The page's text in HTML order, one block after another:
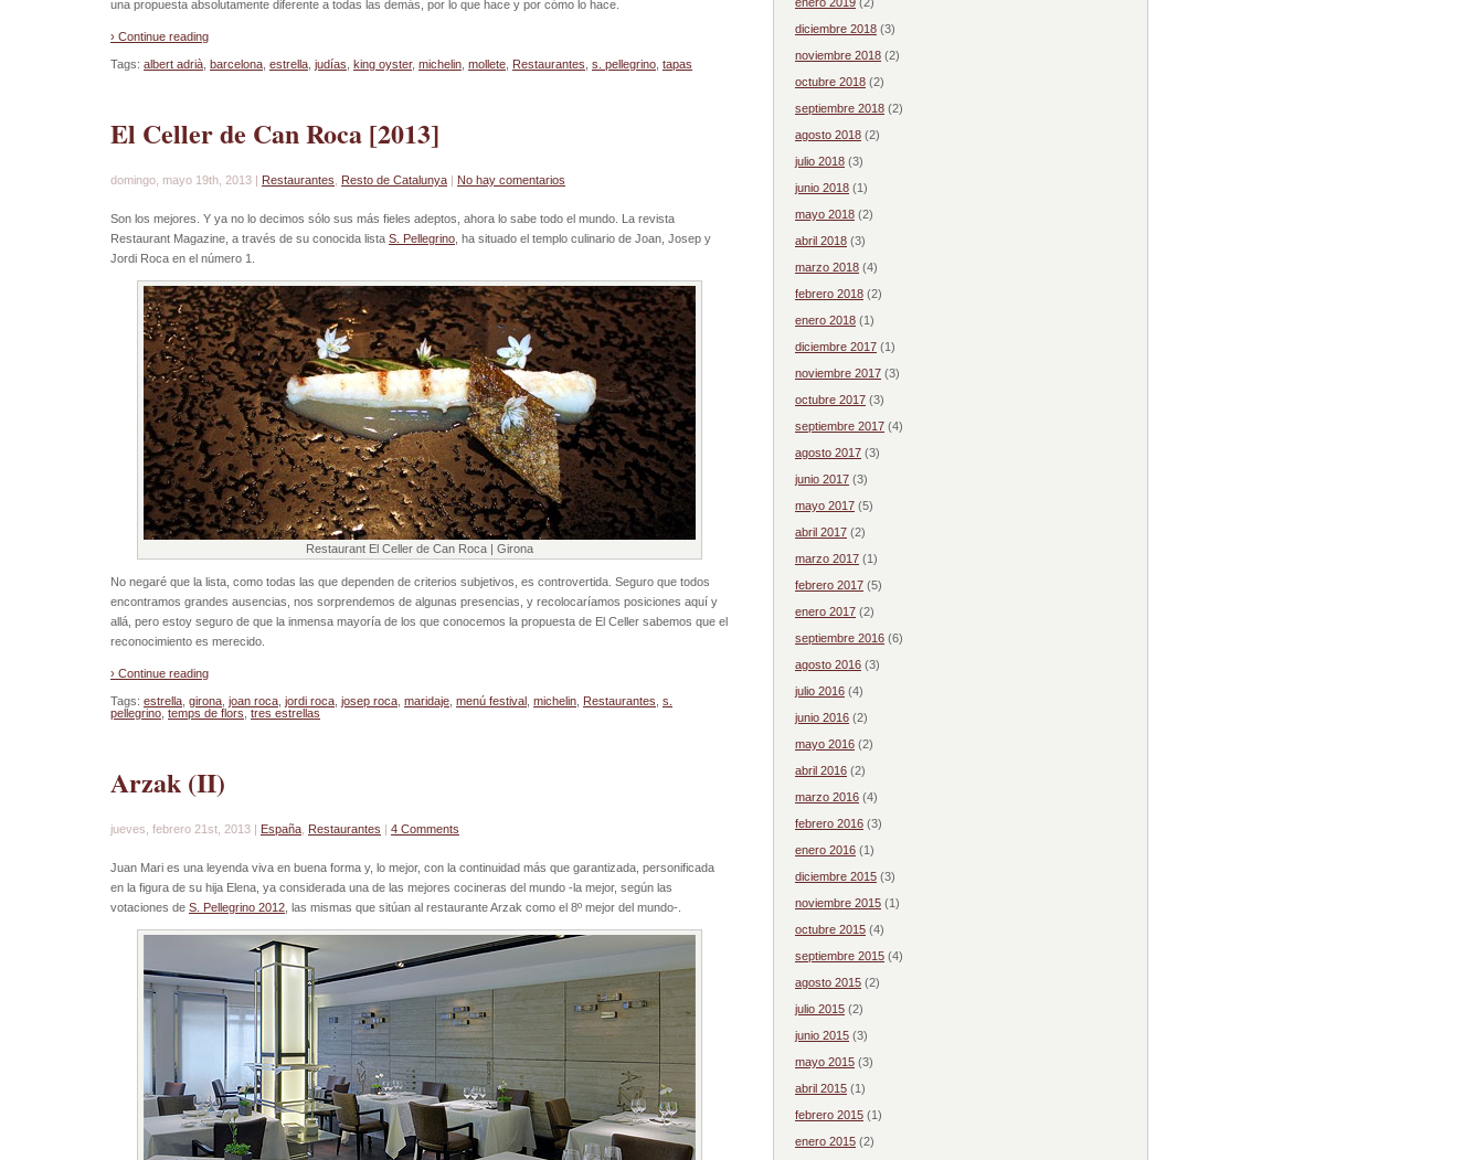
una propuesta absolutamente diferente a todas las demás, por lo que hace y por cómo lo hace.
› Continue reading
Tags: albert adrià barcelona estrella judías king oyster, michelin mollete Restaurantes s. pellegrino tapas
El Celler de Can Roca [2013]
domingo, mayo 19th, 2013 | Restaurantes Resto de Catalunya | No hay comentarios
Son los mejores. Y ya no lo decimos sólo sus más fieles adeptos, ahora lo sabe todo el mundo. La revista
Restaurant Magazine, a través de su conocida lista S. Pellegrino , ha situado el templo culinario de Joan, Josep y
Jordi Roca en el número 1.
Restaurant El Celler de Can Roca | Girona
No negaré que la lista, como todas las que dependen de criterios subjetivos, es controvertida. Seguro que todos
encontramos grandes ausencias, nos sorprendemos de algunas presencias, y recolocaríamos posiciones aquí y
allá, pero estoy seguro de que la inmensa mayoría de los que conocemos la propuesta de El Celler sabemos que el
reconocimiento es merecido.
› Continue reading
Tags: estrella girona joan roca jordi roca josep roca maridaje menú festival michelin Restaurantes s.
pellegrino temps de flors tres estrellas
Arzak (II)
jueves, febrero 21st, 2013 | España Restaurantes | 4 Comments
Juan Mari es una leyenda viva en buena forma y, lo mejor, con la continuidad más que garantizada, personificada
en la figura de su hija Elena, ya considerada una de las mejores cocineras del mundo -la mejor, según las
votaciones de S. Pellegrino 2012 , las mismas que sitúan al restaurante Arzak como el 8º mejor del mundo-.
diciembre 2018 (3)
noviembre 2018 (2)
octubre 2018 (2)
septiembre 2018 (2)
agosto 2018 (2)
julio 2018 (3)
junio 2018 (1)
mayo 2018 (2)
abril 2018 (3)
marzo 2018 (4)
febrero 2018 (2)
enero 2018 (1)
diciembre 2017 (1)
noviembre 2017 (3)
octubre 2017 (3)
septiembre 2017 (4)
agosto 2017 (3)
junio 2017 (3)
mayo 2017 (5)
abril 2017 (2)
marzo 2017 (1)
febrero 2017 (5)
enero 2017 (2)
septiembre 2016 (6)
agosto 2016 (3)
julio 2016 (4)
junio 2016 (2)
mayo 2016 (2)
abril 2016 (2)
marzo 2016 (4)
febrero 2016 (3)
enero 2016 (1)
diciembre 2015 (3)
noviembre 2015 (1)
octubre 2015 (4)
septiembre 2015 (4)
agosto 2015 (2)
julio 2015 (2)
junio 2015 (3)
mayo 2015 (3)
abril 2015 (1)
febrero 2015 (1)
enero 2015 (2)